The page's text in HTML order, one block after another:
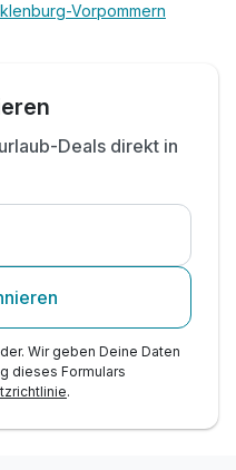
Lamas, Pferde &
Lan
Vorpommern
Deals direkt in
Wir geben Deine Daten
dieses Formulars
.